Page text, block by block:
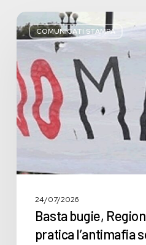
COMUNICATI STAMPA
Basta
bugie,
Regione
Lombardia
pratica
l’antimafia
solo
a
parole
24/07/2026
Basta bugie,
pratica l’antimafia